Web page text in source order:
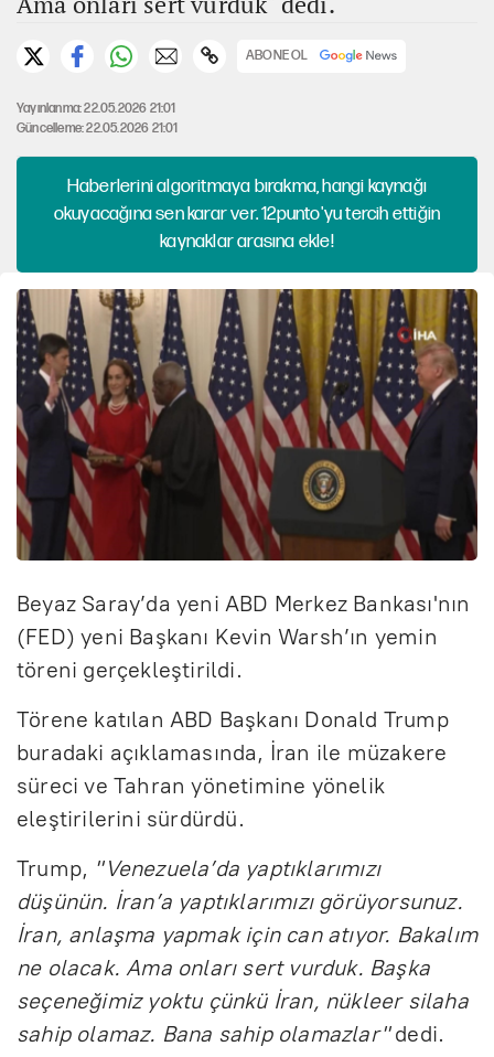
ABONE OL
Yayınlanma: 22.05.2026 21:01
Güncelleme: 22.05.2026 21:01
Haberlerini algoritmaya bırakma, hangi kaynağı
okuyacağına sen karar ver. 12punto'yu tercih ettiğin
kaynaklar arasına ekle!
Beyaz Saray’da yeni ABD Merkez Bankası'nın
(FED) yeni Başkanı Kevin Warsh’ın yemin
töreni gerçekleştirildi.
Törene katılan ABD Başkanı Donald Trump
buradaki açıklamasında, İran ile müzakere
süreci ve Tahran yönetimine yönelik
eleştirilerini sürdürdü.
Trump, "Venezuela’da yaptıklarımızı
düşünün. İran’a yaptıklarımızı görüyorsunuz.
İran, anlaşma yapmak için can atıyor. Bakalım
ne olacak. Ama onları sert vurduk. Başka
seçeneğimiz yoktu çünkü İran, nükleer silaha
sahip olamaz. Bana sahip olamazlar"dedi.